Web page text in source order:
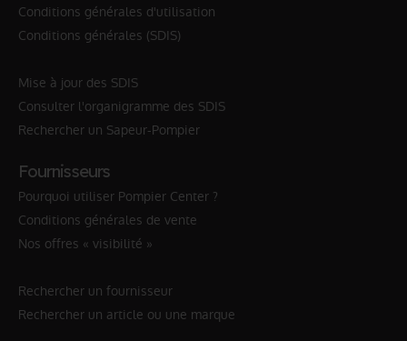
Conditions générales d'utilisation
Conditions générales (SDIS)
Mise à jour des SDIS
Consulter l'organigramme des SDIS
Rechercher un Sapeur-Pompier
Fournisseurs
Pourquoi utiliser Pompier Center ?
Conditions générales de vente
Nos offres « visibilité »
Rechercher un fournisseur
Rechercher un article ou une marque